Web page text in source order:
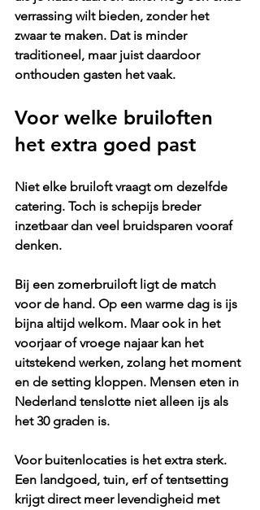
verrassing wilt bieden, zonder het
zwaar te maken. Dat is minder
traditioneel, maar juist daardoor
onthouden gasten het vaak.
Voor welke bruiloften
het extra goed past
Niet elke bruiloft vraagt om dezelfde
catering. Toch is schepijs breder
inzetbaar dan veel bruidsparen vooraf
denken.
Bij een zomerbruiloft ligt de match
voor de hand. Op een warme dag is ijs
bijna altijd welkom. Maar ook in het
voorjaar of vroege najaar kan het
uitstekend werken, zolang het moment
en de setting kloppen. Mensen eten in
Nederland tenslotte niet alleen ijs als
het 30 graden is.
Voor buitenlocaties is het extra sterk.
Een landgoed, tuin, erf of tentsetting
krijgt direct meer levendigheid met